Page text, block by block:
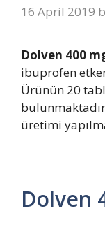
16 April 2019
Dolven 400
ibuprofen
Ürünün 20
üretimi
Dolven